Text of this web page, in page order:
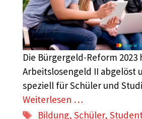
Die Bürgergeld-Reform 2023
Arbeitslosengeld II abgelöst
speziell für Schüler und
Weiterlesen …
Schlagwörter
Bildung,Schüler,